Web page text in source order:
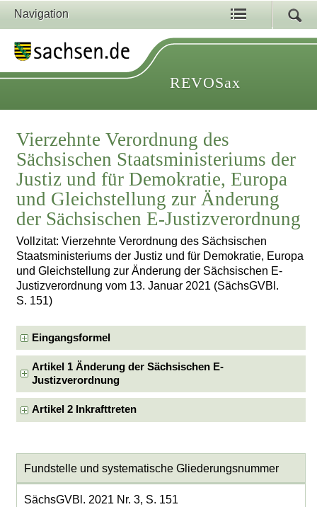
Navigation
REVOSax
Vierzehnte Verordnung des
Sächsischen Staatsministeriums der
Justiz und für Demokratie, Europa
und Gleichstellung zur Änderung
der Sächsischen E-Justizverordnung
Vollzitat: Vierzehnte Verordnung des Sächsischen
Staatsministeriums der Justiz und für Demokratie, Europa
und Gleichstellung zur Änderung der Sächsischen E-
Justizverordnung vom 13. Januar 2021 (SächsGVBl.
S. 151)
Eingangsformel
Artikel 1 Änderung der Sächsischen E-
Justizverordnung
Artikel 2 Inkrafttreten
Fundstelle und systematische Gliederungsnummer
SächsGVBl. 2021 Nr. 3, S. 151